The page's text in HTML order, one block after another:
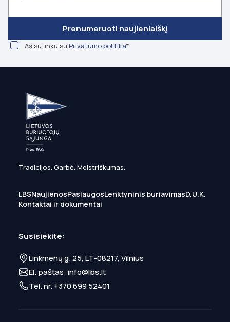
Prenumeruoti naujienlaiškį
Aš sutinku su Privatumo politika*
Tradicijos. Garbė. Meistriškumas.
LBSNaujienosPaslaugosLenktyninis buriavimasD.U.K.
Kontaktai ir dokumentai
Susisiekite:
Linkmenų g. 25, LT-08217, Vilnius
El. paštas:info@lbs.lt
Tel. nr.+370 699 52401